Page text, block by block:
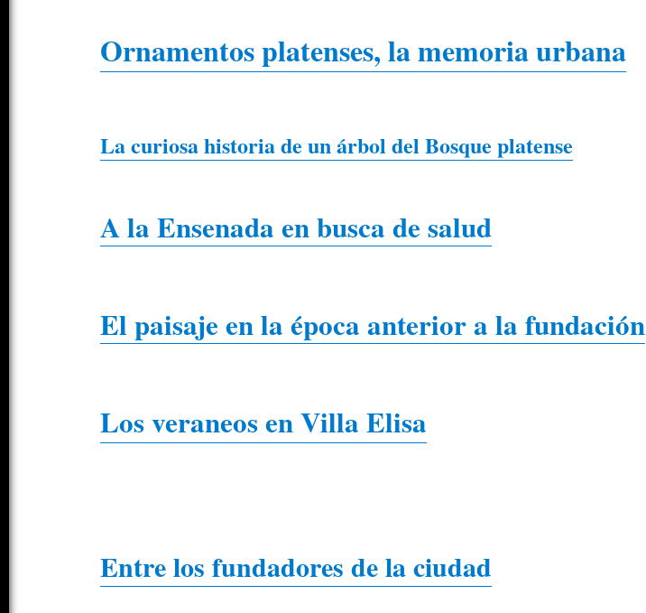
Ornamentos platenses, la memoria urbana
La curiosa historia de un árbol del Bosque platense
A la Ensenada en busca de salud
El paisaje en la época anterior a la fundación
Los veraneos en Villa Elisa
Entre los fundadores de la ciudad